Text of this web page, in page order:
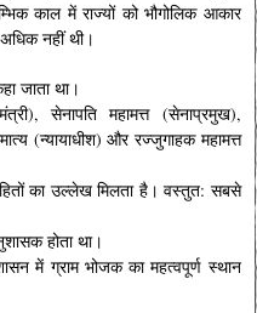
काल में राज्यों को भौगोलिक आकार
अधिक नहीं थी।
जाता था।
सेनापति महामत्त (सेनाप्रमुख),
(न्यायाधीश) और रज्जुगाहक महामत्त
का उल्लेख मिलता है। वस्तुत: सबसे
होता था।
में ग्राम भोजक का महत्वपूर्ण स्थान